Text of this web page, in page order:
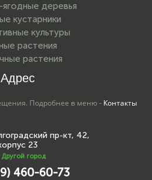
деревья
кустарники
культуры
растения
растения
Адрес
Подробнее в меню - Контакты
пр-кт, 42,
23
Другой город
460-60-73